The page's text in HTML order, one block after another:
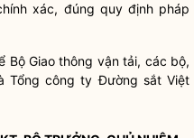
xác, đúng quy định pháp
Bộ Giao thông vận tải, các bộ,
Tổng công ty Đường sắt Việt